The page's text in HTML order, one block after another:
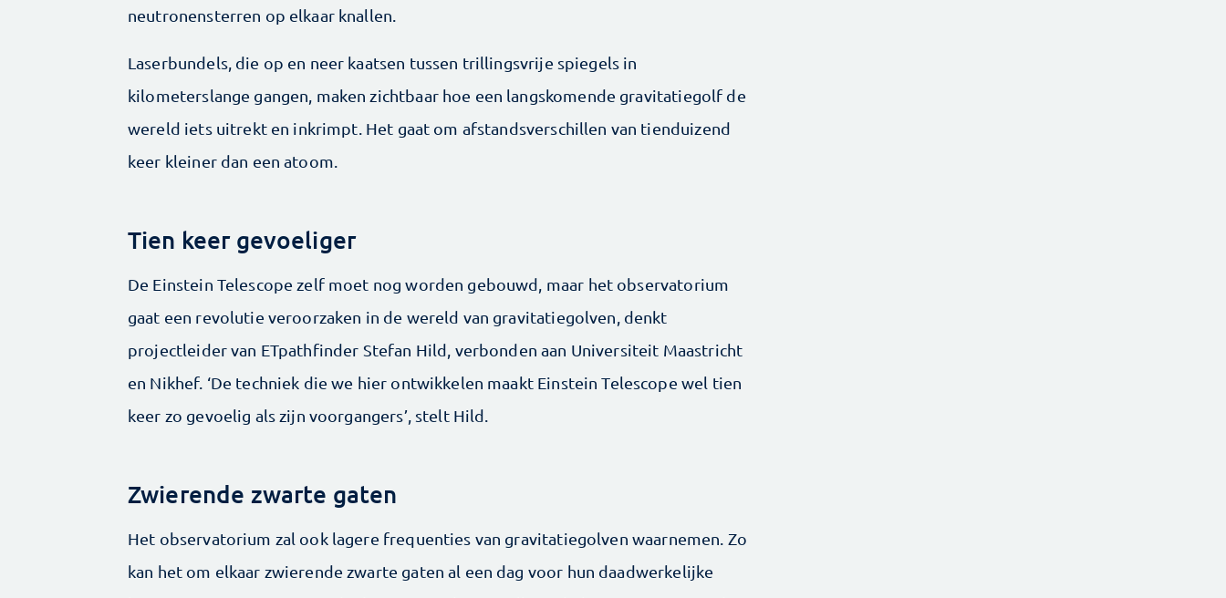
neutronensterren op elkaar knallen.
Laserbundels, die op en neer kaatsen tussen trillingsvrije spiegels in
kilometerslange gangen, maken zichtbaar hoe een langskomende gravitatiegolf de
wereld iets uitrekt en inkrimpt. Het gaat om afstandsverschillen van tienduizend
keer kleiner dan een atoom.
Tien keer gevoeliger
De Einstein Telescope zelf moet nog worden gebouwd, maar het observatorium
gaat een revolutie veroorzaken in de wereld van gravitatiegolven, denkt
projectleider van ETpathfinder Stefan Hild, verbonden aan Universiteit Maastricht
en Nikhef. ‘De techniek die we hier ontwikkelen maakt Einstein Telescope wel tien
keer zo gevoelig als zijn voorgangers’, stelt Hild.
Zwierende zwarte gaten
Het observatorium zal ook lagere frequenties van gravitatiegolven waarnemen. Zo
kan het om elkaar zwierende zwarte gaten al een dag voor hun daadwerkelijke